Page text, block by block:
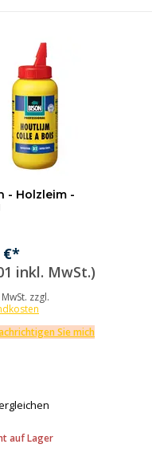
- Holzleim -
€*
inkl. MwSt.)
zzgl.
Sie mich
auf Lager